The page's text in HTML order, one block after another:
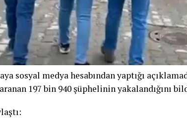
sosyal medya hesabından yaptığı
197 bin 940 şüphelinin yakalandığını